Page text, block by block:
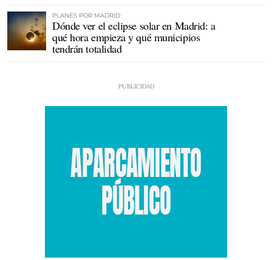
PLANES POR MADRID
Dónde ver el eclipse solar en Madrid: a
qué hora empieza y qué municipios
tendrán totalidad